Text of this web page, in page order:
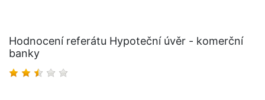
Hodnocení referátu Hypoteční úvěr - komerční
banky